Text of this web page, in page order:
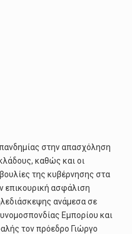
στην απασχόληση
καθώς και οι
της κυβέρνησης στα
επικουρική ασφάλιση
ανάμεσα σε
Εμπορίου και
τον πρόεδρο Γιώργο